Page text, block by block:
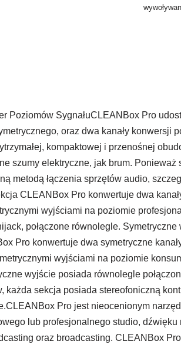
Poziomów SygnałuCLEANBox Pro
oraz dwa kanały konwersji
kompaktowej i przenośnej
szumy elektryczne, jak brum.
metodą łączenia sprzętów audio,
CLEANBox Pro konwertuje dwa
wyjściami na poziomie
połączone równolegle.
Pro konwertuje dwa symetryczne
wyjściami na poziomie
wyjście posiada równolegle
każda sekcja posiada stereofoniczną
Pro jest nieocenionym
lub profesjonalnego studio, dźwięku
oraz broadcasting. CLEANBox